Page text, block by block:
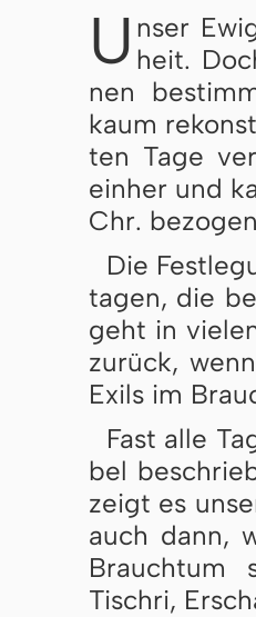
U nser
heit.
nen
kaum
ten Ta­ge
ein­her und
Chr.
Die
ta­gen, die
geht in
zu­rück,
Exils im
Fast alle
bel
zeigt es
auch dann,
Brauch­tum
Tisch­ri,